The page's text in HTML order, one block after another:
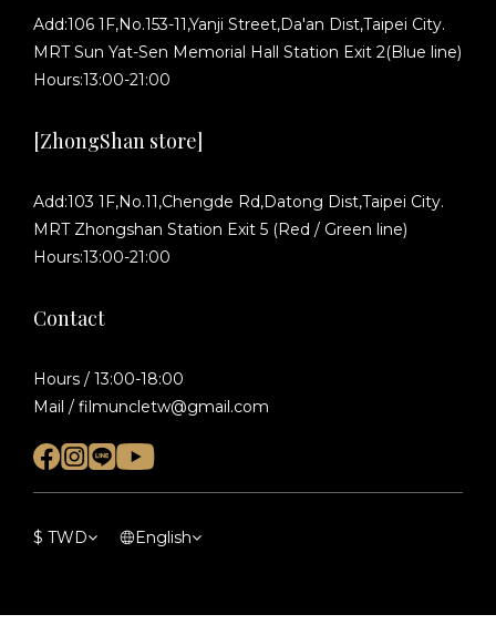
Add:106 1F,No.153-11,Yanji Street,Da'an Dist,Taipei City.
MRT Sun Yat-Sen Memorial Hall Station Exit 2(Blue line)
Hours:13:00-21:00
[ZhongShan store]
Add:103 1F,No.11,Chengde Rd,Datong Dist,Taipei City.
MRT Zhongshan Station Exit 5 (Red / Green line)
Hours:13:00-21:00
Contact
Hours / 13:00-18:00
Mail / filmuncletw@gmail.com
$ TWD English